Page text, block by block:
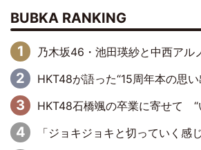
BUBKA RANKING
乃木坂46・池田瑛紗と中西アルノが「真冬のかき氷」騒動で火花散らす！ 因縁の裏に
HKT48が語った“15周年本の思い出” 大食い特訓・守護霊企画・
HKT48石橋颯の卒業に寄せて “いぶくる”の絆
「ジョキジョキと切っていく感じ」STU48中村